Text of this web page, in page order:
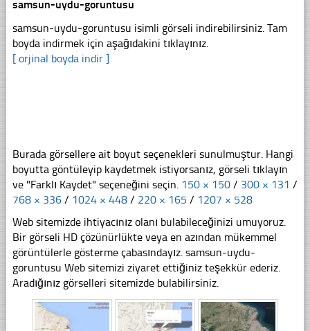
samsun-uydu-goruntusu
samsun-uydu-goruntusu isimli görseli indirebilirsiniz. Tam
boyda indirmek için aşağıdakini tıklayınız.
[ orjinal boyda indir ]
Burada görsellere ait boyut seçenekleri sunulmuştur. Hangi
boyutta göntüleyip kaydetmek istiyorsanız, görseli tıklayın
ve "Farklı Kaydet" seçeneğini seçin. 150 × 150 / 300 × 131 /
768 × 336 / 1024 × 448 / 220 × 165 / 1207 × 528
Web sitemizde ihtiyacınız olanı bulabileceğinizi umuyoruz.
Bir görseli HD çözünürlükte veya en azından mükemmel
görüntülerle gösterme çabasındayız. samsun-uydu-
goruntusu Web sitemizi ziyaret ettiğiniz teşekkür ederiz.
Aradığınız görselleri sitemizde bulabilirsiniz.